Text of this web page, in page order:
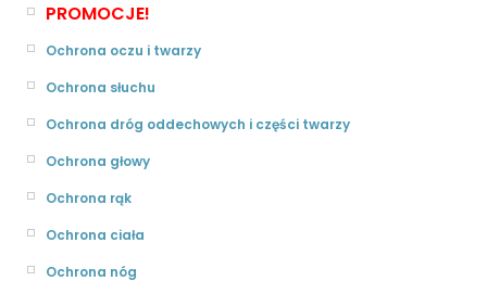
PROMOCJE!
Ochrona oczu i twarzy
Ochrona słuchu
Ochrona dróg oddechowych i części twarzy
Ochrona głowy
Ochrona rąk
Ochrona ciała
Ochrona nóg